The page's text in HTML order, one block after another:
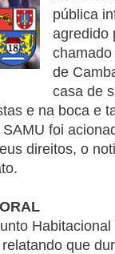
pública
agredido
de
casa de
e na boca e
foi
direitos, o
que